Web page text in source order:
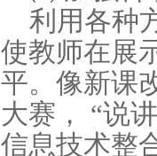
利用各种
使教师在展
平。像新课
大赛， “说
信息技术整